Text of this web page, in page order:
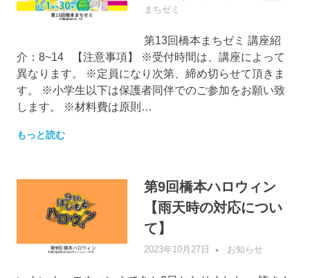
まちゼミ
第13回橋本まちゼミ 講座紹
介：8~14 【注意事項】 ※受付時間は、講座によって
異なります。 ※定員になり次第、締め切らせて頂きま
す。 ※小学生以下は保護者同伴でのご参加をお願い致
します。 ※材料費は原則…
もっと読む
第9回橋本ハロウィン
【雨天時の対応につい
て】
2023年10月27日 管理者
お知らせ